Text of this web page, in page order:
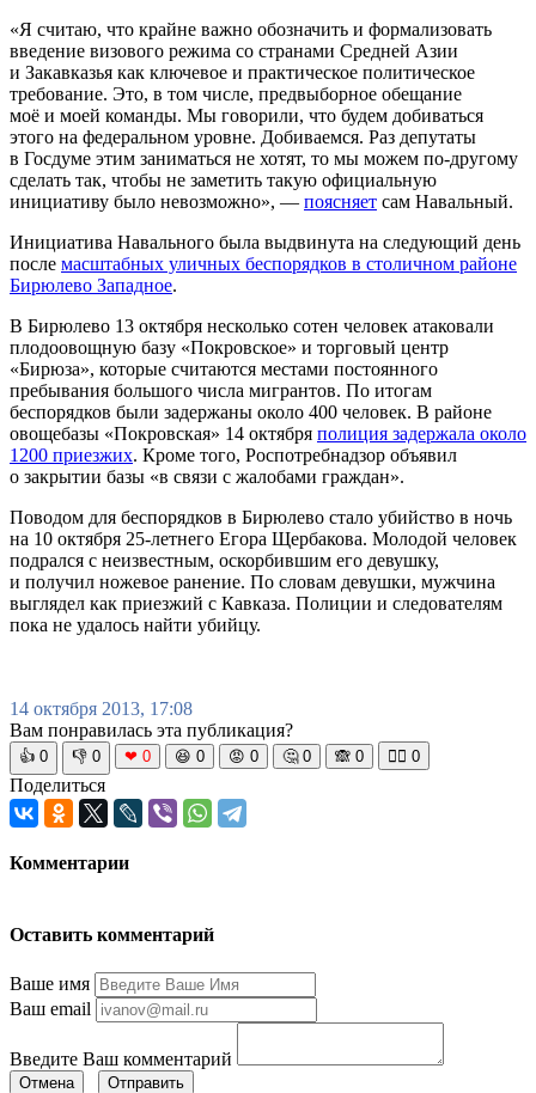
«Я считаю, что крайне важно обозначить и формализовать
введение визового режима со странами Средней Азии
и Закавказья как ключевое и практическое политическое
требование. Это, в том числе, предвыборное обещание
моё и моей команды. Мы говорили, что будем добиваться
этого на федеральном уровне. Добиваемся. Раз депутаты
в Госдуме этим заниматься не хотят, то мы можем по-другому
сделать так, чтобы не заметить такую официальную
инициативу было невозможно», — поясняет сам Навальный.
Инициатива Навального была выдвинута на следующий день
после масштабных уличных беспорядков в столичном районе
Бирюлево Западное.
В Бирюлево 13 октября несколько сотен человек атаковали
плодоовощную базу «Покровское» и торговый центр
«Бирюза», которые считаются местами постоянного
пребывания большого числа мигрантов. По итогам
беспорядков были задержаны около 400 человек. В районе
овощебазы «Покровская» 14 октября полиция задержала около
1200 приезжих. Кроме того, Роспотребнадзор объявил
о закрытии базы «в связи с жалобами граждан».
Поводом для беспорядков в Бирюлево стало убийство в ночь
на 10 октября 25-летнего Егора Щербакова. Молодой человек
подрался с неизвестным, оскорбившим его девушку,
и получил ножевое ранение. По словам девушки, мужчина
выглядел как приезжий с Кавказа. Полиции и следователям
пока не удалось найти убийцу.
14 октября 2013, 17:08
Вам понравилась эта публикация?
👍 0 👎 0 ❤ 0 😆 0 😡 0 🤔 0 🙈 0 🧘‍♀️ 0
Поделиться
Комментарии
Оставить комментарий
Ваше имя
Ваш email
Введите Ваш комментарий
Отмена Отправить